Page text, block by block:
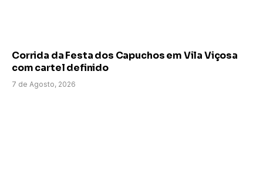
Corrida da Festa dos Capuchos em Vila Viçosa
com cartel definido
7 de Agosto, 2026